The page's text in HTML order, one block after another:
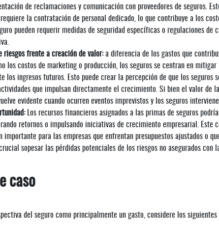
de reclamaciones y comunicación con proveedores de seguros.
la contratación de personal dedicado, lo que contribuye a los
pueden requerir medidas de seguridad específicas o regulaciones de
riesgos frente a creación de valor:a diferencia de los gastos que
los costos de marketing o producción, los seguros se centran en
los ingresos futuros. Esto puede crear la percepción de que los seguros
que impulsan directamente el crecimiento. Si bien el valor de
evidente cuando ocurren eventos imprevistos y los seguros
Los recursos financieros asignados a las primas de seguros
retornos o impulsando iniciativas de crecimiento empresarial. Este
importante para las empresas que enfrentan presupuestos ajustados o
sopesar las pérdidas potenciales de los riesgos no asegurados con
caso
del seguro como principalmente un gasto, considere los siguientes